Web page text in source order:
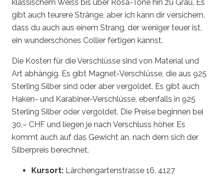
klassischem Weiss bis über Rosa-Töne hin zu Grau. Es
gibt auch teurere Stränge, aber ich kann dir versichern,
dass du auch aus einem Strang, der weniger teuer ist,
ein wunderschönes Collier fertigen kannst.
Die Kosten für die Verschlüsse sind von Material und
Art abhängig. Es gibt Magnet-Verschlüsse, die aus 925
Sterling Silber sind oder aber vergoldet. Es gibt auch
Haken- und Karabiner-Verschlüsse, ebenfalls in 925
Sterling Silber oder vergoldet. Die Preise beginnen bei
30,– CHF und liegen je nach Verschluss höher. Es
kommt auch auf das Gewicht an, nach dem sich der
Silberpreis berechnet.
Kursort: Lärchengartenstrasse 16, 4127